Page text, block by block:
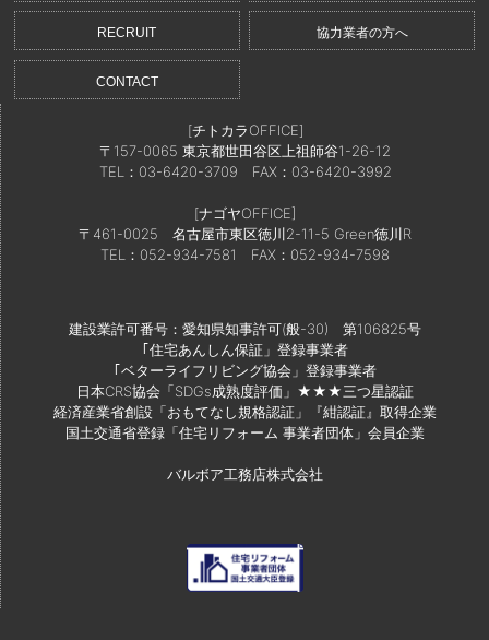
RECRUIT 協力業者の方へ
CONTACT
[チトカラOFFICE]
〒157-0065 東京都世田谷区上祖師谷1-26-12
TEL：03-6420-3709 FAX：03-6420-3992
[ナゴヤOFFICE]
〒461-0025 名古屋市東区徳川2-11-5 Green徳川R
TEL：052-934-7581
FAX：052-934-7598
建設業許可番号：愛知県知事許可(般-30) 第106825号
｢住宅あんしん保証」登録事業者
｢ベターライフリビング協会」登録事業者
日本CRS協会「SDGs成熟度評価」★★★三つ星認証
経済産業省創設「おもてなし規格認証」『紺認証』取得企業
国土交通省登録「住宅リフォーム 事業者団体」会員企業
バルボア工務店株式会社